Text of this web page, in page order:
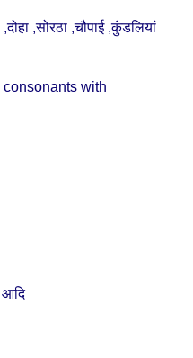
,सोरठा ,चौपाई ,कुंडलियां
with
आदि